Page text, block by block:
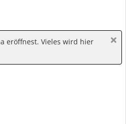
eröffnest. Vieles wird hier